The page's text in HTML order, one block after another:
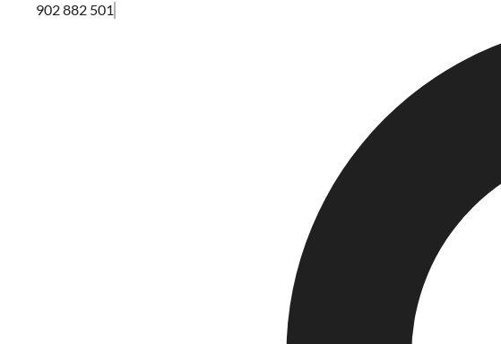
902 882 501